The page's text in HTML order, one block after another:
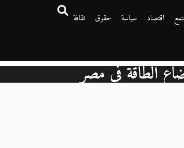
اقتصاد سياسة حقوق
ثقافة
الطاقة في مصر